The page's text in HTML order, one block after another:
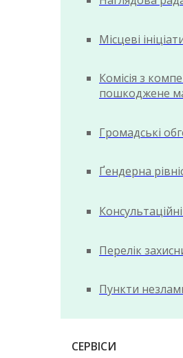
Місцеві
Комісія з
пошкоджене
Громадські
Ґендерна
Перелік
Пункти
СЕРВІСИ